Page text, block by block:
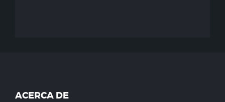
ACERCA DE